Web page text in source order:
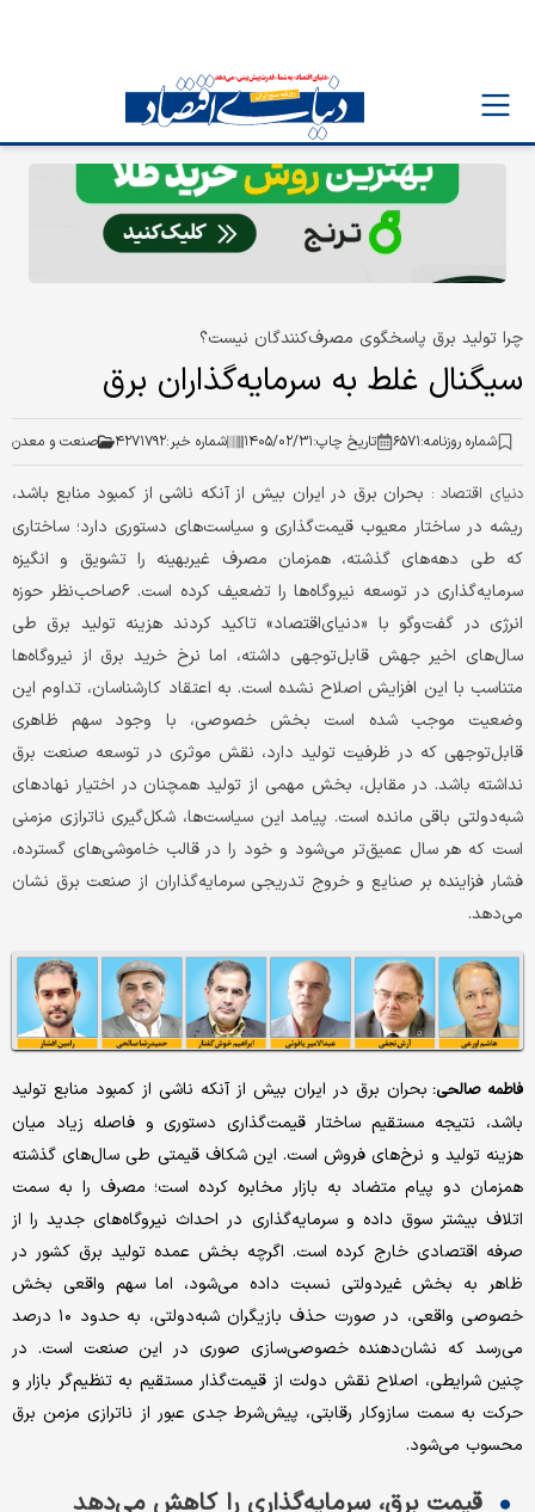
چرا تولید برق پاسخگوی مصرف‌کنندگان نیست؟
سیگنال غلط به سرمایه‌گذاران برق
شماره روزنامه:۶۵۷۱ تاریخ چاپ:۱۴۰۵/۰۲/۳۱ شماره خبر:۴۲۷۱۷۹۲ صنعت و معدن
دنیای اقتصاد : بحران برق در ایران بیش از آنکه ناشی از کمبود منابع باشد،
ریشه در ساختار معیوب قیمت‌گذاری و سیاست‌های دستوری دارد؛ ساختاری
که طی دهه‌های گذشته، همزمان مصرف غیربهینه را تشویق و انگیزه
سرمایه‌گذاری در توسعه نیروگاه‌ها را تضعیف کرده است. ۶صاحب‌نظر حوزه
انرژی در گفت‌وگو با «دنیای‌اقتصاد» تاکید کردند هزینه تولید برق طی
سال‌های اخیر جهش قابل‌توجهی داشته، اما نرخ خرید برق از نیروگاه‌ها
متناسب با این افزایش اصلاح نشده است. به اعتقاد کارشناسان، تداوم این
وضعیت موجب شده است بخش خصوصی، با وجود سهم ظاهری
قابل‌توجهی که در ظرفیت تولید دارد، نقش موثری در توسعه صنعت برق
نداشته باشد. در مقابل، بخش مهمی از تولید همچنان در اختیار نهادهای
شبه‌دولتی باقی مانده است. پیامد این سیاست‌ها، شکل‌گیری ناترازی مزمنی
است که هر سال عمیق‌تر می‌شود و خود را در قالب خاموشی‌های گسترده،
فشار فزاینده بر صنایع و خروج تدریجی سرمایه‌گذاران از صنعت برق نشان
می‌دهد.
فاطمه صالحی: بحران برق در ایران بیش از آنکه ناشی از کمبود منابع تولید
باشد، نتیجه مستقیم ساختار قیمت‌گذاری دستوری و فاصله زیاد میان
هزینه تولید و نرخ‌های فروش است. این شکاف قیمتی طی سال‌های گذشته
همزمان دو پیام متضاد به بازار مخابره کرده است؛ مصرف را به سمت
اتلاف بیشتر سوق داده و سرمایه‌گذاری در احداث نیروگاه‌های جدید را از
صرفه اقتصادی خارج کرده است. اگرچه بخش عمده تولید برق کشور در
ظاهر به بخش غیردولتی نسبت داده می‌شود، اما سهم واقعی بخش
خصوصی واقعی، در صورت حذف بازیگران شبه‌دولتی، به حدود ۱۰ درصد
می‌رسد که نشان‌دهنده خصوصی‌سازی صوری در این صنعت است. در
چنین شرایطی، اصلاح نقش دولت از قیمت‌گذار مستقیم به تنظیم‌گر بازار و
حرکت به سمت سازوکار رقابتی، پیش‌شرط جدی عبور از ناترازی مزمن برق
محسوب می‌شود.
قیمت برق، سرمایه‌گذاری را کاهش می‌دهد